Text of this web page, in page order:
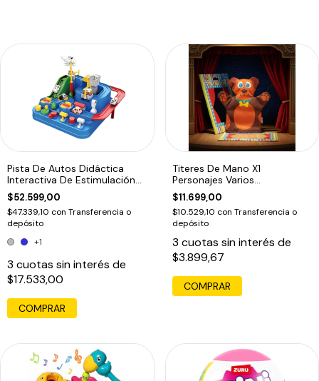
Pista De Autos Didáctica
Interactiva De Estimulación
Motriz
$52.599,00
$47.339,10 con Transferencia o
depósito
+1
3 cuotas sin interés de
$17.533,00
COMPRAR
Titeres De Mano X1
Personajes Varios
Dramatizacion Educando
$11.699,00
$10.529,10 con Transferencia o
depósito
3 cuotas sin interés de
$3.899,67
COMPRAR